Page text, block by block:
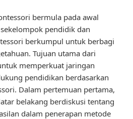
bermula pada awal
pendidik dan
berkumpul untuk berbagi
Tujuan utama dari
memperkuat jaringan
pendidikan berdasarkan
Dalam pertemuan pertama,
belakang berdiskusi tentang
dalam penerapan metode